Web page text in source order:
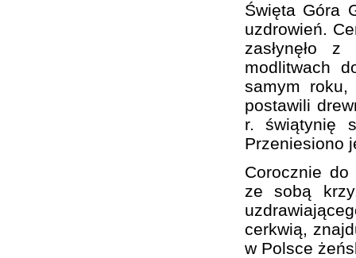
Święta Góra
uzdrowień.
zasłynęło
modlitwach
samym roku,
postawili
r. świątynię
Przeniesiono
Corocznie
ze sobą
cerkwią,
w Polsce